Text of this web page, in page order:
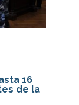
16
de la